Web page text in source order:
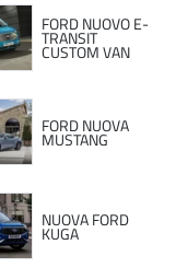
FORD NUOVO E-
TRANSIT
CUSTOM VAN
FORD NUOVA
MUSTANG
NUOVA FORD
KUGA